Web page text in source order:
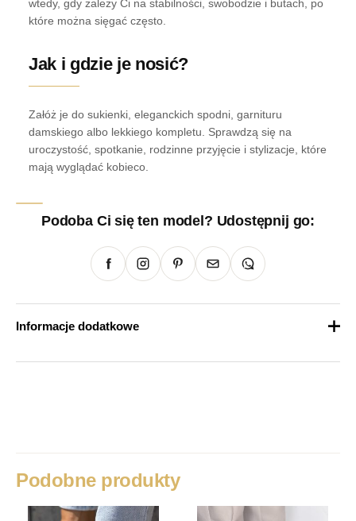
wtedy, gdy zależy Ci na stabilności, swobodzie i butach, po
które można sięgać często.
Jak i gdzie je nosić?
Załóż je do sukienki, eleganckich spodni, garnituru
damskiego albo lekkiego kompletu. Sprawdzą się na
uroczystość, spotkanie, rodzinne przyjęcie i stylizacje, które
mają wyglądać kobieco.
Podoba Ci się ten model? Udostępnij go:
Informacje dodatkowe
Podobne produkty